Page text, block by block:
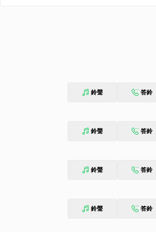
鈴聲 答鈴
鈴聲 答鈴
鈴聲 答鈴
鈴聲 答鈴